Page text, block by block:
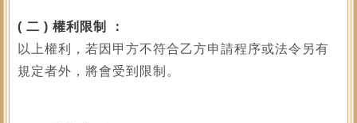
(二 ) 權利限制 ：
以上權利，若因甲方不符合乙方申請程序或法令另有
規定者外，將會受到限制。